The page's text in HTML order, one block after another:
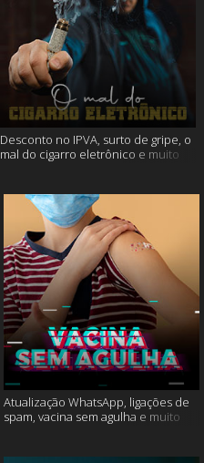
Desconto no IPVA, surto de gripe, o
mal do cigarro eletrônico e muito
Atualização WhatsApp, ligações de
spam, vacina sem agulha e muito